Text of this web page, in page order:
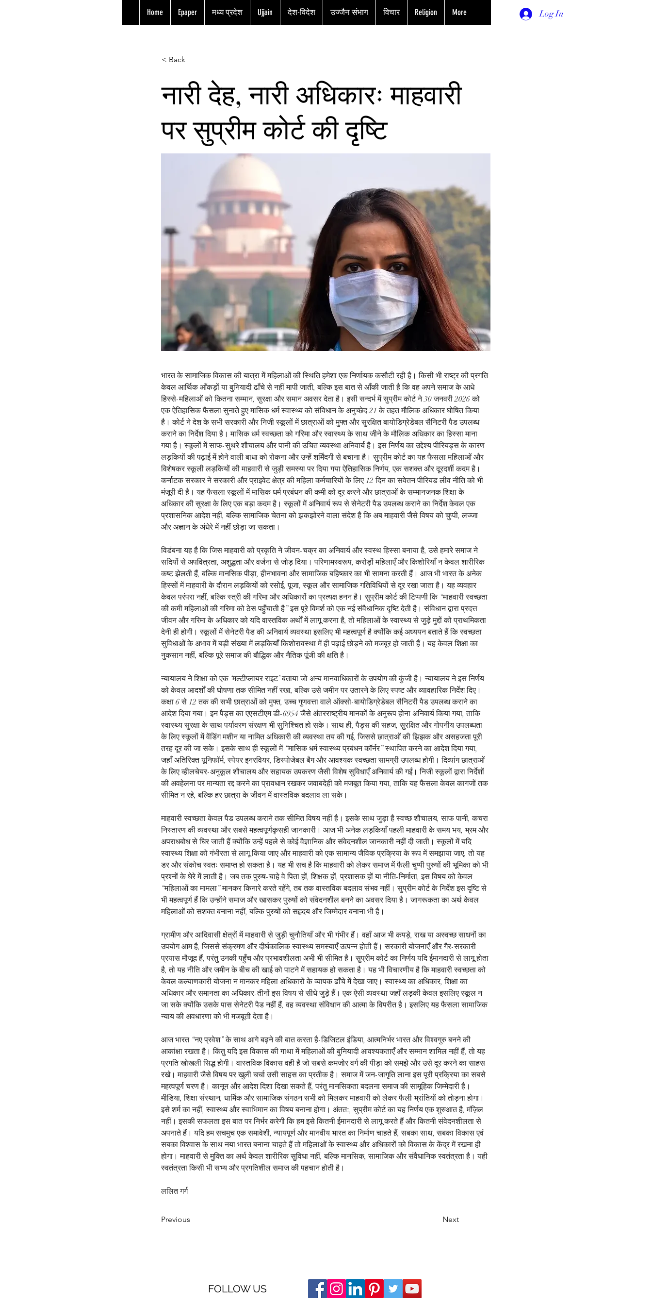
Home Epaper मध्य प्रदेश Ujjain देश-विदेश उज्जैन संभाग विचार Religion More Log In
< Back
नारी देह, नारी अधिकारः माहवारी
पर सुप्रीम कोर्ट की दृष्टि
भारत के सामाजिक विकास की यात्रा में महिलाओं की स्थिति हमेशा एक निर्णायक कसौटी रही है। किसी भी राष्ट्र की प्रगति
केवल आर्थिक आँकड़ों या बुनियादी ढाँचे से नहीं मापी जाती, बल्कि इस बात से आँकी जाती है कि वह अपने समाज के आधे
हिस्से-महिलाओं को कितना सम्मान, सुरक्षा और समान अवसर देता है। इसी सन्दर्भ में सुप्रीम कोर्ट ने 30 जनवरी 2026 को
एक ऐतिहासिक फैसला सुनाते हुए मासिक धर्म स्वास्थ्य को संविधान के अनुच्छेद 21 के तहत मौलिक अधिकार घोषित किया
है। कोर्ट ने देश के सभी सरकारी और निजी स्कूलों में छात्राओं को मुफ्त और सुरक्षित बायोडिग्रेडेबल सैनिटरी पैड उपलब्ध
कराने का निर्देश दिया है। मासिक धर्म स्वच्छता को गरिमा और स्वास्थ्य के साथ जीने के मौलिक अधिकार का हिस्सा माना
गया है। स्कूलों में साफ-सुथरे शौचालय और पानी की उचित व्यवस्था अनिवार्य है। इस निर्णय का उद्देश्य पीरियड्स के कारण
लड़कियों की पढ़ाई में होने वाली बाधा को रोकना और उन्हें शर्मिंदगी से बचाना है। सुप्रीम कोर्ट का यह फैसला महिलाओं और
विशेषकर स्कूली लड़कियों की माहवारी से जुड़ी समस्या पर दिया गया ऐतिहासिक निर्णय, एक सशक्त और दूरदर्शी कदम है।
कर्नाटक सरकार ने सरकारी और प्राइवेट क्षेत्र की महिला कर्मचारियों के लिए 12 दिन का सवेतन पीरियड लीव नीति को भी
मंजूरी दी है। यह फैसला स्कूलों में मासिक धर्म प्रबंधन की कमी को दूर करने और छात्राओं के सम्मानजनक शिक्षा के
अधिकार की सुरक्षा के लिए एक बड़ा कदम है। स्कूलों में अनिवार्य रूप से सेनेटरी पैड उपलब्ध कराने का निर्देश केवल एक
प्रशासनिक आदेश नहीं, बल्कि सामाजिक चेतना को झकझोरने वाला संदेश है कि अब माहवारी जैसे विषय को चुप्पी, लज्जा
और अज्ञान के अंधेरे में नहीं छोड़ा जा सकता।
विडंबना यह है कि जिस माहवारी को प्रकृति ने जीवन-चक्र का अनिवार्य और स्वस्थ हिस्सा बनाया है, उसे हमारे समाज ने
सदियों से अपवित्रता, अशुद्धता और वर्जना से जोड़ दिया। परिणामस्वरूप, करोड़ों महिलाएँ और किशोरियाँ न केवल शारीरिक
कष्ट झेलती हैं, बल्कि मानसिक पीड़ा, हीनभावना और सामाजिक बहिष्कार का भी सामना करती हैं। आज भी भारत के अनेक
हिस्सों में माहवारी के दौरान लड़कियों को रसोई, पूजा, स्कूल और सामाजिक गतिविधियों से दूर रखा जाता है। यह व्यवहार
केवल परंपरा नहीं, बल्कि स्त्री की गरिमा और अधिकारों का प्रत्यक्ष हनन है। सुप्रीम कोर्ट की टिप्पणी कि “माहवारी स्वच्छता
की कमी महिलाओं की गरिमा को ठेस पहुँचाती है” इस पूरे विमर्श को एक नई संवैधानिक दृष्टि देती है। संविधान द्वारा प्रदत्त
जीवन और गरिमा के अधिकार को यदि वास्तविक अर्थों में लागू करना है, तो महिलाओं के स्वास्थ्य से जुड़े मुद्दों को प्राथमिकता
देनी ही होगी। स्कूलों में सेनेटरी पैड की अनिवार्य व्यवस्था इसलिए भी महत्वपूर्ण है क्योंकि कई अध्ययन बताते हैं कि स्वच्छता
सुविधाओं के अभाव में बड़ी संख्या में लड़कियाँ किशोरावस्था में ही पढ़ाई छोड़ने को मजबूर हो जाती हैं। यह केवल शिक्षा का
नुकसान नहीं, बल्कि पूरे समाज की बौद्धिक और नैतिक पूंजी की क्षति है।
न्यायालय ने शिक्षा को एक ‘मल्टीप्लायर राइट’ बताया जो अन्य मानवाधिकारों के उपयोग की कुंजी है। न्यायालय ने इस निर्णय
को केवल आदर्शों की घोषणा तक सीमित नहीं रखा, बल्कि उसे जमीन पर उतारने के लिए स्पष्ट और व्यावहारिक निर्देश दिए।
कक्षा 6 से 12 तक की सभी छात्राओं को मुफ्त, उच्च गुणवत्ता वाले ऑक्सो-बायोडिग्रेडेबल सैनिटरी पैड उपलब्ध कराने का
आदेश दिया गया। इन पैड्स का एएसटीएम डी-6954 जैसे अंतरराष्ट्रीय मानकों के अनुरूप होना अनिवार्य किया गया, ताकि
स्वास्थ्य सुरक्षा के साथ पर्यावरण संरक्षण भी सुनिश्चित हो सके। साथ ही, पैड्स की सहज, सुरक्षित और गोपनीय उपलब्धता
के लिए स्कूलों में वेंडिंग मशीन या नामित अधिकारी की व्यवस्था तय की गई, जिससे छात्राओं की झिझक और असहजता पूरी
तरह दूर की जा सके। इसके साथ ही स्कूलों में “मासिक धर्म स्वास्थ्य प्रबंधन कॉर्नर” स्थापित करने का आदेश दिया गया,
जहाँ अतिरिक्त यूनिफॉर्म, स्पेयर इनरवियर, डिस्पोजेबल बैग और आवश्यक स्वच्छता सामग्री उपलब्ध होगी। दिव्यांग छात्राओं
के लिए व्हीलचेयर-अनुकूल शौचालय और सहायक उपकरण जैसी विशेष सुविधाएँ अनिवार्य की गईं। निजी स्कूलों द्वारा निर्देशों
की अवहेलना पर मान्यता रद्द करने का प्रावधान रखकर जवाबदेही को मजबूत किया गया, ताकि यह फैसला केवल कागजों तक
सीमित न रहे, बल्कि हर छात्रा के जीवन में वास्तविक बदलाव ला सके।
माहवारी स्वच्छता केवल पैड उपलब्ध कराने तक सीमित विषय नहीं है। इसके साथ जुड़ा है स्वच्छ शौचालय, साफ पानी, कचरा
निस्तारण की व्यवस्था और सबसे महत्वपूर्णकृसही जानकारी। आज भी अनेक लड़कियाँ पहली माहवारी के समय भय, भ्रम और
अपराधबोध से घिर जाती हैं क्योंकि उन्हें पहले से कोई वैज्ञानिक और संवेदनशील जानकारी नहीं दी जाती। स्कूलों में यदि
स्वास्थ्य शिक्षा को गंभीरता से लागू किया जाए और माहवारी को एक सामान्य जैविक प्रक्रिया के रूप में समझाया जाए, तो यह
डर और संकोच स्वतः समाप्त हो सकता है। यह भी सच है कि माहवारी को लेकर समाज में फैली चुप्पी पुरुषों की भूमिका को भी
प्रश्नों के घेरे में लाती है। जब तक पुरुष-चाहे वे पिता हों, शिक्षक हों, प्रशासक हों या नीति-निर्माता, इस विषय को केवल
“महिलाओं का मामला” मानकर किनारे करते रहेंगे, तब तक वास्तविक बदलाव संभव नहीं। सुप्रीम कोर्ट के निर्देश इस दृष्टि से
भी महत्वपूर्ण हैं कि उन्होंने समाज और खासकर पुरुषों को संवेदनशील बनने का अवसर दिया है। जागरूकता का अर्थ केवल
महिलाओं को सशक्त बनाना नहीं, बल्कि पुरुषों को सहृदय और जिम्मेदार बनाना भी है।
ग्रामीण और आदिवासी क्षेत्रों में माहवारी से जुड़ी चुनौतियाँ और भी गंभीर हैं। वहाँ आज भी कपड़े, राख या अस्वच्छ साधनों का
उपयोग आम है, जिससे संक्रमण और दीर्घकालिक स्वास्थ्य समस्याएँ उत्पन्न होती हैं। सरकारी योजनाएँ और गैर-सरकारी
प्रयास मौजूद हैं, परंतु उनकी पहुँच और प्रभावशीलता अभी भी सीमित है। सुप्रीम कोर्ट का निर्णय यदि ईमानदारी से लागू होता
है, तो यह नीति और जमीन के बीच की खाई को पाटने में सहायक हो सकता है। यह भी विचारणीय है कि माहवारी स्वच्छता को
केवल कल्याणकारी योजना न मानकर महिला अधिकारों के व्यापक ढाँचे में देखा जाए। स्वास्थ्य का अधिकार, शिक्षा का
अधिकार और समानता का अधिकार-तीनों इस विषय से सीधे जुड़े हैं। एक ऐसी व्यवस्था जहाँ लड़की केवल इसलिए स्कूल न
जा सके क्योंकि उसके पास सेनेटरी पैड नहीं हैं, वह व्यवस्था संविधान की आत्मा के विपरीत है। इसलिए यह फैसला सामाजिक
न्याय की अवधारणा को भी मजबूती देता है।
आज भारत “नए प्रवेश” के साथ आगे बढ़ने की बात करता है-डिजिटल इंडिया, आत्मनिर्भर भारत और विश्वगुरु बनने की
आकांक्षा रखता है। किंतु यदि इस विकास की गाथा में महिलाओं की बुनियादी आवश्यकताएँ और सम्मान शामिल नहीं हैं, तो यह
प्रगति खोखली सिद्ध होगी। वास्तविक विकास वही है जो सबसे कमजोर वर्ग की पीड़ा को समझे और उसे दूर करने का साहस
रखे। माहवारी जैसे विषय पर खुली चर्चा उसी साहस का प्रतीक है। समाज में जन-जागृति लाना इस पूरी प्रक्रिया का सबसे
महत्वपूर्ण चरण है। कानून और आदेश दिशा दिखा सकते हैं, परंतु मानसिकता बदलना समाज की सामूहिक जिम्मेदारी है।
मीडिया, शिक्षा संस्थान, धार्मिक और सामाजिक संगठन सभी को मिलकर माहवारी को लेकर फैली भ्रांतियों को तोड़ना होगा।
इसे शर्म का नहीं, स्वास्थ्य और स्वाभिमान का विषय बनाना होगा। अंततः, सुप्रीम कोर्ट का यह निर्णय एक शुरुआत है, मंज़िल
नहीं। इसकी सफलता इस बात पर निर्भर करेगी कि हम इसे कितनी ईमानदारी से लागू करते हैं और कितनी संवेदनशीलता से
अपनाते हैं। यदि हम सचमुच एक समावेशी, न्यायपूर्ण और मानवीय भारत का निर्माण चाहते हैं, सबका साथ, सबका विकास एवं
सबका विश्वास के साथ नया भारत बनाना चाहते हैं तो महिलाओं के स्वास्थ्य और अधिकारों को विकास के केंद्र में रखना ही
होगा। माहवारी से मुक्ति का अर्थ केवल शारीरिक सुविधा नहीं, बल्कि मानसिक, सामाजिक और संवैधानिक स्वतंत्रता है। यही
स्वतंत्रता किसी भी सभ्य और प्रगतिशील समाज की पहचान होती है।
ललित गर्ग
Previous Next
FOLLOW US